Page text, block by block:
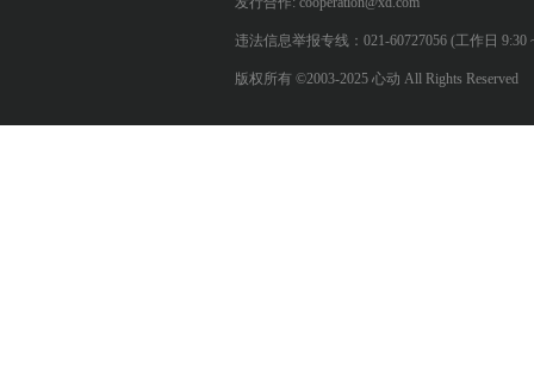
违法信息举报专线：021-60727056 (工作日 9:30
版权所有 ©2003-2025 心动 All Rights Reserved